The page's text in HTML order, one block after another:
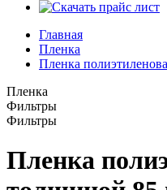
Главная
Пленка
Пленка
Пленка
Фильтры
Фильтры
Пленка